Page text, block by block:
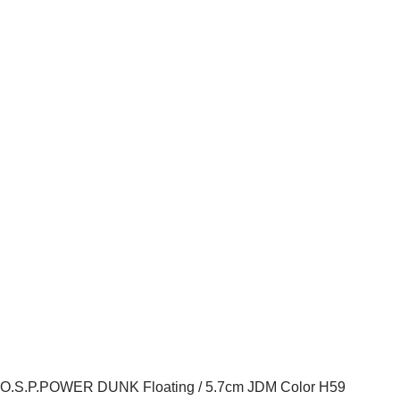
O.S.P.POWER DUNK Floating / 5.7cm JDM Color H59